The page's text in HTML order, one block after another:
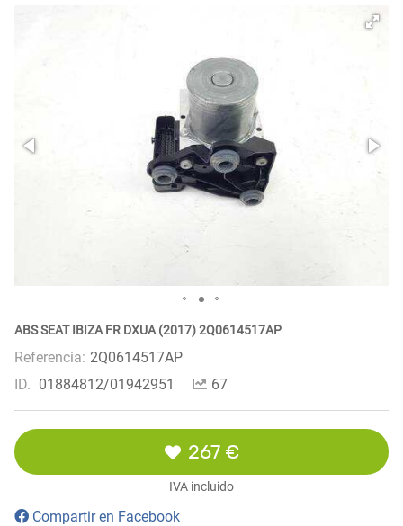
ABS SEAT IBIZA FR DXUA (2017) 2Q0614517AP
Referencia: 2Q0614517AP
ID. 01884812/01942951 67
267 €
IVA incluido
Compartir en Facebook